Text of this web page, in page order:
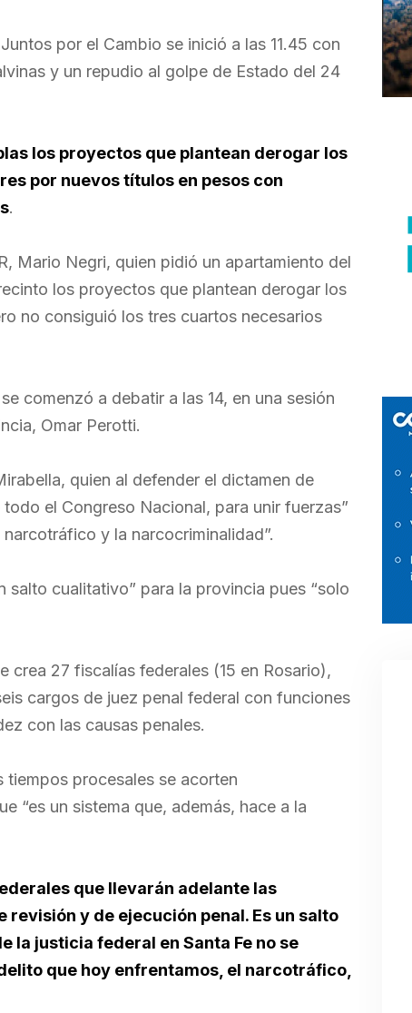
por el Cambio se inició a las 11.45 con
y un repudio al golpe de Estado del 24
los proyectos que plantean derogar los
por nuevos títulos en pesos con
.
Mario Negri, quien pidió un apartamiento del
los proyectos que plantean derogar los
no consiguió los tres cuartos necesarios
comenzó a debatir a las 14, en una sesión
Omar Perotti.
quien al defender el dictamen de
el Congreso Nacional, para unir fuerzas”
y la narcocriminalidad”.
salto cualitativo” para la provincia pues “solo
27 fiscalías federales (15 en Rosario),
cargos de juez penal federal con funciones
con las causas penales.
tiempos procesales se acorten
“es un sistema que, además, hace a la
que llevarán adelante las
y de ejecución penal. Es un salto
la justicia federal en Santa Fe no se
que hoy enfrentamos, el narcotráfico,